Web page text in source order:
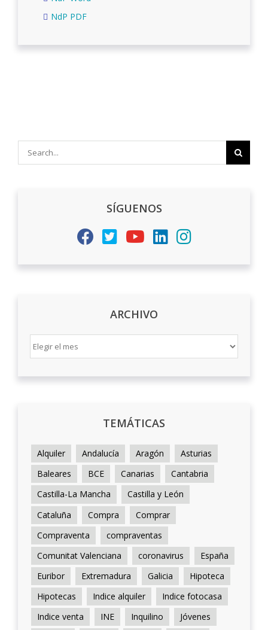
NdP PDF
SÍGUENOS
ARCHIVO
ARCHIVO
TEMÁTICAS
Alquiler Andalucía Aragón
Asturias
Baleares
BCE Canarias
Cantabria
Castilla-La Mancha
Castilla y León
Cataluña
Compra
Comprar
Compraventa
compraventas
Comunitat Valenciana
coronavirus
España
Euribor
Extremadura Galicia
Hipoteca
Hipotecas
Indice alquiler
Indice fotocasa
Indice venta
INE Inquilino
Jóvenes